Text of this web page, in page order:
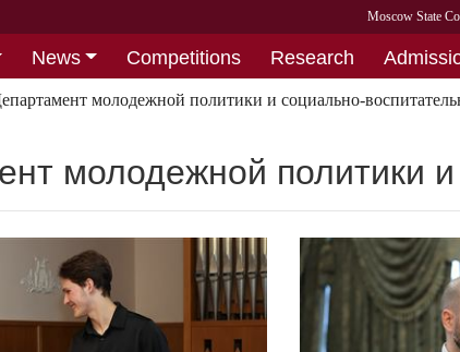
Moscow State
News Competitions Research
молодежной политики и социально-
молодежной политики